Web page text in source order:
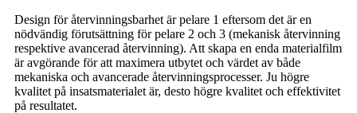
Design för återvinningsbarhet är pelare 1 eftersom det är en
nödvändig förutsättning för pelare 2 och 3 (mekanisk återvinning
respektive avancerad återvinning). Att skapa en enda materialfilm
är avgörande för att maximera utbytet och värdet av både
mekaniska och avancerade återvinningsprocesser. Ju högre
kvalitet på insatsmaterialet är, desto högre kvalitet och effektivitet
på resultatet.